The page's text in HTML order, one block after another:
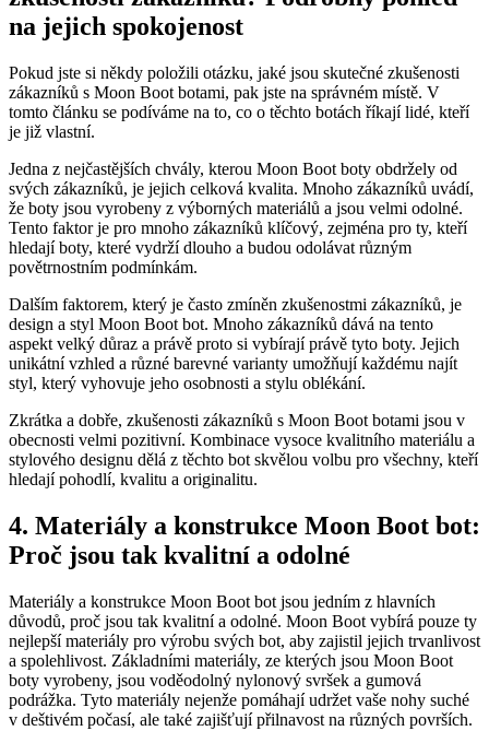
na jejich spokojenost
Pokud ‍jste si někdy ⁤položili otázku, ​jaké ⁤jsou skutečné zkušenosti
‌zákazníků s Moon​ Boot botami, pak⁣ jste‍ na správném ⁢místě.⁢ V ​
tomto článku se⁤ podíváme na ​to, co o ​těchto botách říkají⁢ lidé, kteří
je již⁣ vlastní.
Jedna z nejčastějších ⁤chvály, kterou Moon Boot boty obdržely od
svých zákazníků, je jejich⁣ celková kvalita. Mnoho zákazníků uvádí,
‍že boty jsou vyrobeny z ‌výborných materiálů a jsou velmi odolné.
⁤Tento faktor je pro mnoho zákazníků klíčový,​ zejména pro ty,⁢ kteří
hledají ⁤boty, které vydrží‌ dlouho a budou odolávat různým
povětrnostním podmínkám.
Dalším‍ faktorem, který je často zmíněn zkušenostmi zákazníků, je
design a styl Moon Boot bot. Mnoho zákazníků​ dává na tento
aspekt velký důraz a právě proto⁢ si vybírají právě tyto ⁢boty. Jejich
unikátní vzhled a různé barevné ​varianty umožňují každému najít⁣
styl, který vyhovuje jeho‌ osobnosti‍ a stylu ⁢oblékání.
Zkrátka a ‌dobře, ​zkušenosti zákazníků ​s ​Moon Boot⁤ botami jsou v
obecnosti ‍velmi pozitivní. Kombinace vysoce​ kvalitního materiálu a
stylového designu dělá ‍z těchto bot skvělou ‌volbu pro všechny,⁢ kteří⁤
hledají‌ pohodlí, kvalitu a ⁣originalitu.
4. Materiály a konstrukce Moon Boot bot:⁤
Proč ‍jsou tak kvalitní a odolné
Materiály a konstrukce Moon‌ Boot bot jsou⁢ jedním z‍ hlavních
důvodů, proč jsou tak⁢ kvalitní⁣ a odolné. Moon Boot vybírá pouze ty
nejlepší materiály pro výrobu svých bot, aby​ zajistil jejich trvanlivost⁢
a spolehlivost. Základními​ materiály, ​ze kterých jsou Moon Boot
⁤boty vyrobeny, jsou voděodolný nylonový svršek a gumová‍
podrážka. Tyto materiály nejenže⁤ pomáhají udržet vaše​ nohy suché
v deštivém ​počasí, ale⁢ také ⁤zajišťují ‌přilnavost ⁢na různých površích.